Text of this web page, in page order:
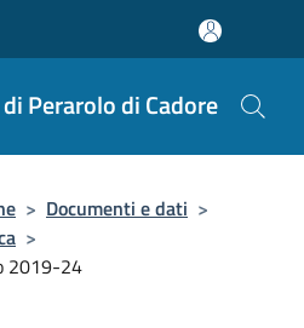
Perarolo di Cadore
> Documenti e dati >
>
2019-24